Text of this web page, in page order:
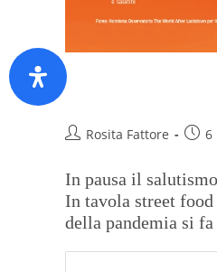
Street food e
Rosita Fattore 6
In pausa il
In tavola street food
della pandemia si